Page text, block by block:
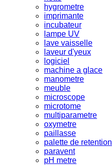
hygrometre
imprimante
incubateur
lampe UV
lave vaisselle
laveur d'yeux
logiciel
machine a glace
manometre
meuble
microscope
microtome
multiparametre
oxymetre
paillasse
palette de retention
paravent
pH metre